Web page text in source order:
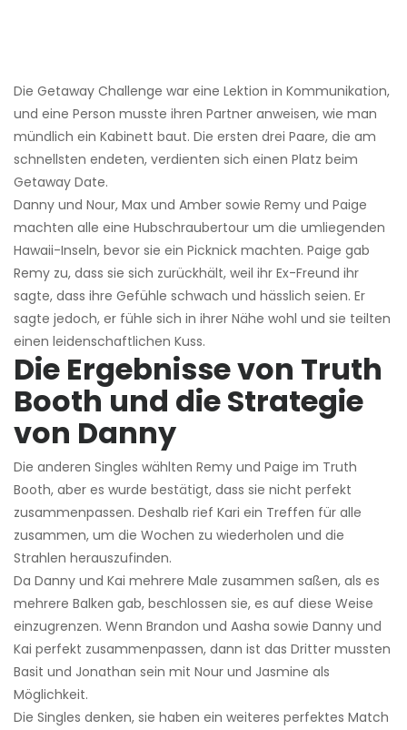
Die Getaway Challenge war eine Lektion in Kommunikation,
und eine Person musste ihren Partner anweisen, wie man
mündlich ein Kabinett baut. Die ersten drei Paare, die am
schnellsten endeten, verdienten sich einen Platz beim
Getaway Date.
Danny und Nour, Max und Amber sowie Remy und Paige
machten alle eine Hubschraubertour um die umliegenden
Hawaii-Inseln, bevor sie ein Picknick machten. Paige gab
Remy zu, dass sie sich zurückhält, weil ihr Ex-Freund ihr
sagte, dass ihre Gefühle schwach und hässlich seien. Er
sagte jedoch, er fühle sich in ihrer Nähe wohl und sie teilten
einen leidenschaftlichen Kuss.
Die Ergebnisse von Truth
Booth und die Strategie
von Danny
Die anderen Singles wählten Remy und Paige im Truth
Booth, aber es wurde bestätigt, dass sie nicht perfekt
zusammenpassen. Deshalb rief Kari ein Treffen für alle
zusammen, um die Wochen zu wiederholen und die
Strahlen herauszufinden.
Da Danny und Kai mehrere Male zusammen saßen, als es
mehrere Balken gab, beschlossen sie, es auf diese Weise
einzugrenzen. Wenn Brandon und Aasha sowie Danny und
Kai perfekt zusammenpassen, dann ist das Dritter mussten
Basit und Jonathan sein mit Nour und Jasmine als
Möglichkeit.
Die Singles denken, sie haben ein weiteres perfektes Match